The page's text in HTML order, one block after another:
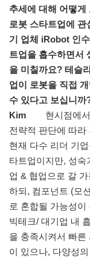
추세에 대해 어떻
로봇 스타트업에
기 업체 iRobot 인
트업을 흡수하면서
을 미칠까요? 테슬
업이 로봇을 직접
수 있다고 보십니까
Kim
현시점에
전략적 판단에 따라
현재 다수 리더 기
타트업이지만, 성숙
업 & 협업으로 갈
하되, 컴포넌트 (모
로 혼합될 가능성이
빅테크/ 대기업 내
을 충족시켜서 빠른
이 있으나, 다양성